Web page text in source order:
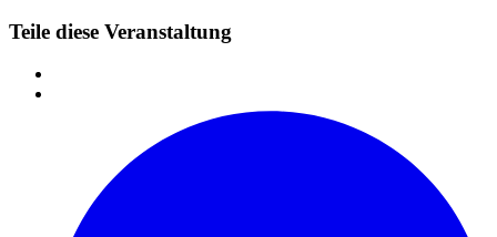
Teile diese Veranstaltung